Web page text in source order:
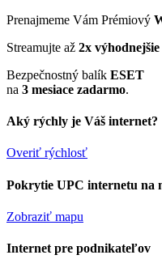
Prenajmeme Vám Prémiový
Streamujte až 2x výhodnejšie
Bezpečnostný balík ESET
na 3 mesiace zadarmo.
Aký rýchly je Váš internet?
Overiť rýchlosť
Pokrytie UPC internetu na
Zobraziť mapu
Internet pre podnikateľov